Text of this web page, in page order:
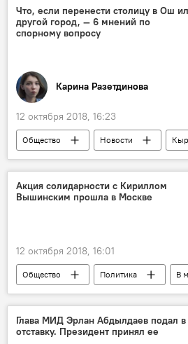
рыбалка
браконьерство
сеть
Что, если перенести столицу в Ош
другой город, — 6 мнений по
спорному вопросу
Карина Разетдинова
12 октября 2018, 16:23
Общество Новости
Мнение
экономика
инициатива
Акция солидарности с Кириллом
Вышинским прошла в Москве
12 октября 2018, 16:01
Общество Политика
В
Россия
Новости
Дело журналиста Кирилла Вышинского
Украина
Дмитрий Киселев
Глава МИД Эрлан Абдылдаев подал в
отставку. Президент принял ее